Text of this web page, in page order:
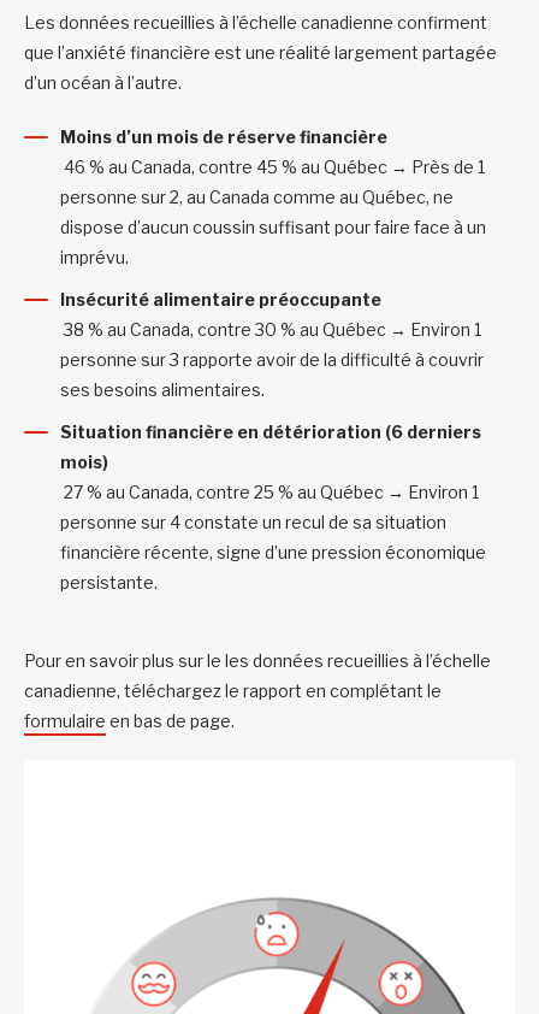
Les données recueillies à l’échelle canadienne confirment
que l’anxiété financière est une réalité largement partagée
d’un océan à l’autre.
Moins d’un mois de réserve financière
46 % au Canada, contre 45 % au Québec → Près de 1
personne sur 2, au Canada comme au Québec, ne
dispose d’aucun coussin suffisant pour faire face à un
imprévu.
Insécurité alimentaire préoccupante
38 % au Canada, contre 30 % au Québec → Environ 1
personne sur 3 rapporte avoir de la difficulté à couvrir
ses besoins alimentaires.
Situation financière en détérioration (6 derniers
mois)
27 % au Canada, contre 25 % au Québec → Environ 1
personne sur 4 constate un recul de sa situation
financière récente, signe d’une pression économique
persistante.
Pour en savoir plus sur le les données recueillies à l’échelle
canadienne, téléchargez le rapport en complétant le
formulaire en bas de page.